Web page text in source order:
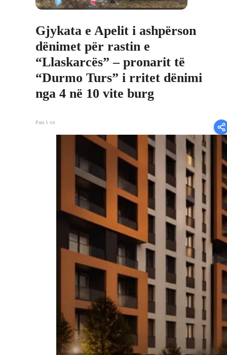
Gjykata e Apelit i ashpërson
dënimet për rastin e
“Llaskarcës” – pronarit të
“Durmo Turs” i rritet dënimi
nga 4 në 10 vite burg
Para 1 vit